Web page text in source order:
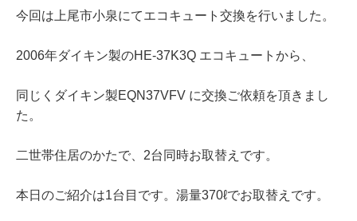
今回は上尾市小泉にてエコキュート交換を行いました。
2006年ダイキン製のHE-37K3Q エコキュートから、
同じくダイキン製EQN37VFV に交換ご依頼を頂きまし
た。
二世帯住居のかたで、2台同時お取替えです。
本日のご紹介は1台目です。湯量370ℓでお取替えです。